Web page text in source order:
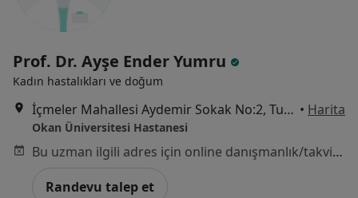
Prof. Dr. Ayşe Ender Yumru
Kadın hastalıkları ve doğum
İçmeler Mahallesi Aydemir Sokak No:2, Tuzla • Harita
Okan Üniversitesi Hastanesi
Bu uzman ilgili adres için online danışmanlık/takvim sunmuyor.
Randevu talep et